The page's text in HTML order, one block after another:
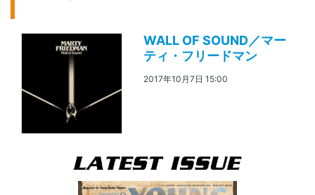
WALL OF SOUND／マー
ティ・フリードマン
2017年10月7日 15:00